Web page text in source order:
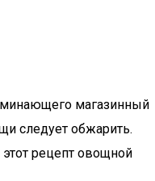
магазинный
следует обжарить.
рецепт овощной